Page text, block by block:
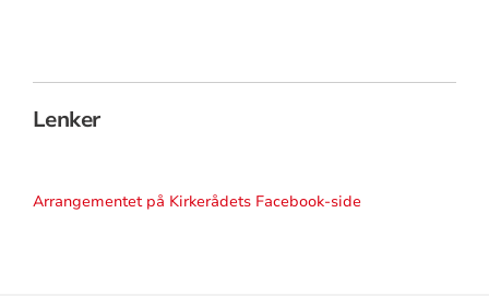
Lenker
Arrangementet på Kirkerådets Facebook-side